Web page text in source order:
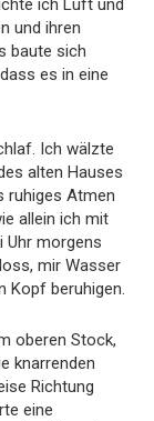
ich Luft und
und ihren
baute sich
es in eine
Ich wälzte
alten Hauses
ruhiges Atmen
allein ich mit
Uhr morgens
mir Wasser
Kopf beruhigen.
oberen Stock,
knarrenden
Richtung
eine